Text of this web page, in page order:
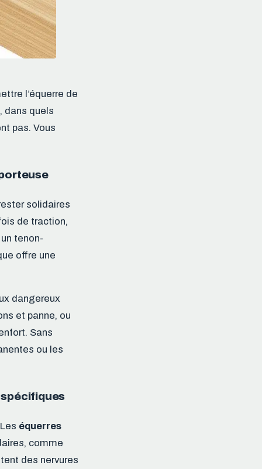
l’équerre de
dans quels
pas. Vous
solidaires
de traction,
tenon-
offre une
dangereux
et panne, ou
Sans
ou les
équerres
comme
des nervures